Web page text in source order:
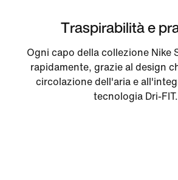
Traspirabilità e
Ogni capo della collezione Nike
rapidamente, grazie al design
circolazione dell'aria e
tecnologia Dri-FIT.